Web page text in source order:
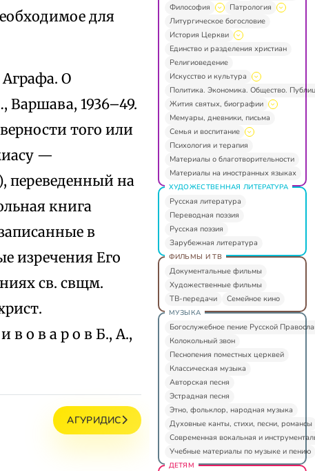
для
Аграфа. О
Варшава, 1936–49.
того или
—
переведенный на
книга
в
изречения Его
св. свщм.
в о в а р о в Б., А.,
АГУРИДИС
Философия
Патрология
Литургическое богословие
История Церкви
Единство и разделения христиан
Религиоведение
Искусство и культура
Политика. Экономика. Общество.
Жития святых, биографии
Мемуары, дневники, письма
Семья и воспитание
Психология и терапия
Материалы о благотворительности
Материалы на иностранных языках
ХУДОЖЕСТВЕННАЯ ЛИТЕРАТУРА
Русская литература
Переводная поэзия
Русская поэзия
Зарубежная литература
ФИЛЬМЫ И ТВ
Документальные фильмы
Художественные фильмы
ТВ-передачи
Семейное кино
МУЗЫКА
Богослужебное пение Русской
Колокольный звон
Песнопения поместных церквей
Классическая музыка
Авторская песня
Эстрадная песня
Этно, фольклор, народная музыка
Духовные канты, стихи, песни, романсы
Современная вокальная и
Учебные материалы по музыке и пению
ДЕТЯМ